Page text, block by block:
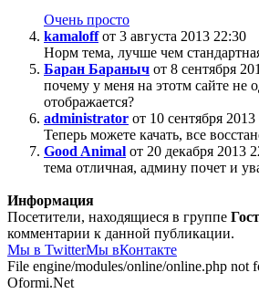
Очень просто
kamaloff от 3 августа 2013 22:30
Норм тема, лучше чем
Баран Бараныч от 8 сентября
почему у меня на этотм сайте не
отображается?
administrator от 10 сентября
Теперь можете качать, все
Good Animal от 20 декабря 2013
тема отличная, админу почет и
Информация
Посетители, находящиеся в группе
комментарии к данной публикации.
Мы в TwitterМы вКонтакте
File engine/modules/online/online.php not
Oformi.Net